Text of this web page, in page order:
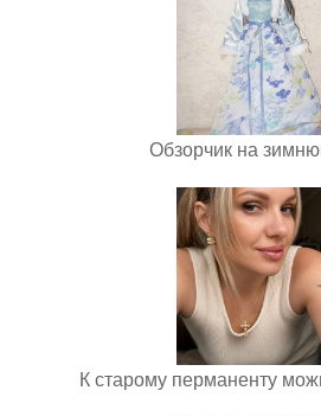
Обзорчик на
К старому перманенту